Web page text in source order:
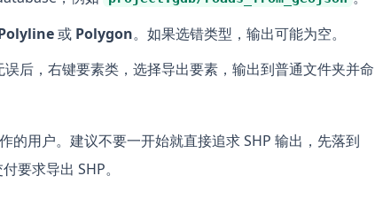
或 Polygon。如果选错类型，输出可能为空。
后，右键要素类，选择导出要素，输出到普通文件夹并命
的用户。建议不要一开始就直接追求 SHP 输出，先落到
要求导出 SHP。